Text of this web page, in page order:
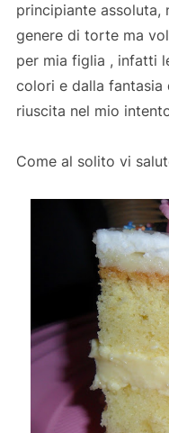
principiante assoluta,
genere di torte ma
per mia figlia , infatti
colori e dalla
riuscita nel mio
Come al solito vi